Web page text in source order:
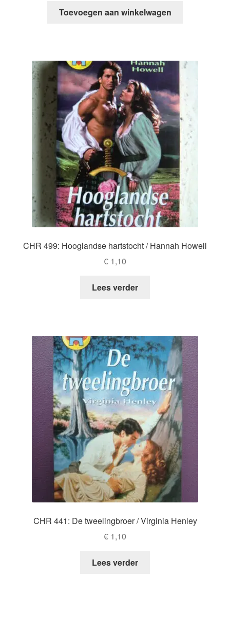
Toevoegen aan winkelwagen
CHR 499: Hooglandse hartstocht / Hannah Howell
€ 1,10
Lees verder
CHR 441: De tweelingbroer / Virginia Henley
€ 1,10
Lees verder